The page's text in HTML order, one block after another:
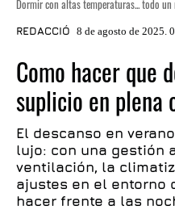
Dormir con altas temperaturas... todo un
REDACCIÓ 8 de agosto de 2025.
Como hacer que
suplicio en plena
El descanso en
lujo: con una gestión
ventilación, la
ajustes en el entorno
hacer frente a las